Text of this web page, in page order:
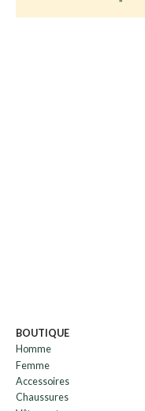
BOUTIQUE
Homme
Femme
Accessoires
Chaussures